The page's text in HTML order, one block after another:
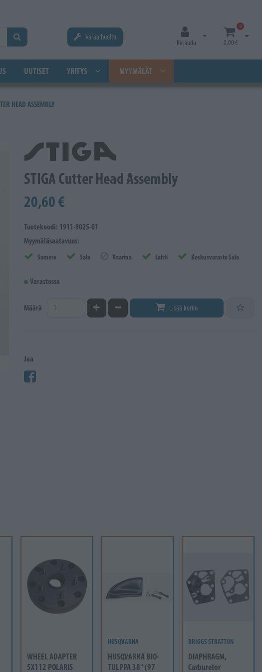
Varaa huolto
Kirjaudu
Avaa kirjautuminen
0
0,00 €
Avaa
UUTISET YRITYS MYYMÄLÄT
HEAD ASSEMBLY
STIGA Cutter Head Assembly
20,60 €
Tuotekoodi: 1911-9025-01
Myymäläsaatavuus:
Somero Salo Kaarina Lahti Keskusvarasto Salo
Varastossa
Määrä Kasvata määrääVähennä määrää Lisää koriin
Jaa
WHEEL ADAPTER
5X112 POLARIS
HUSQVARNA
HUSQVARNA BIO-
TULPPA 38" (97
BRIGGS STRATTON
DIAPHRAGM,
Carburetor